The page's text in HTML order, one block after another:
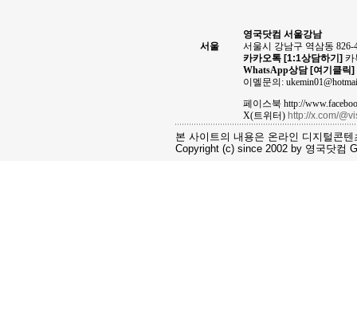
서울
영국닷컴 서울강남
서울시 강남구 역삼동
카카오톡 [1:1상담하기] 카
WhatsApp상담 [여기클릭]
이멜문의:
페이스북 http://
X(트위터) http://x.com/
본 사이트의 내용은 온라인 디지털콘
Copyright (c) since 2002 by 영국닷컴